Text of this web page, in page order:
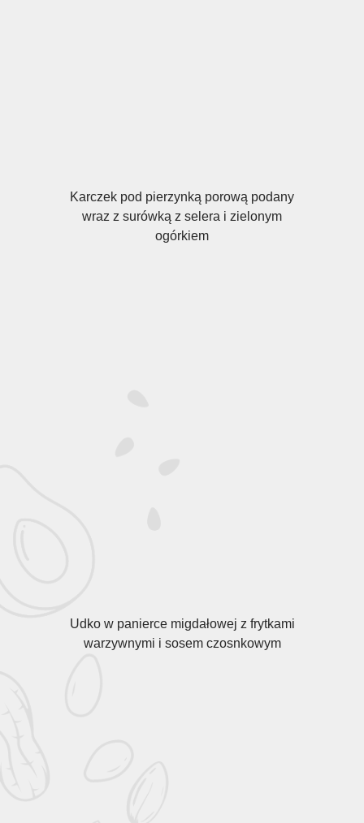
Karczek pod pierzynką porową podany
wraz z surówką z selera i zielonym
ogórkiem
Udko w panierce migdałowej z frytkami
warzywnymi i sosem czosnkowym